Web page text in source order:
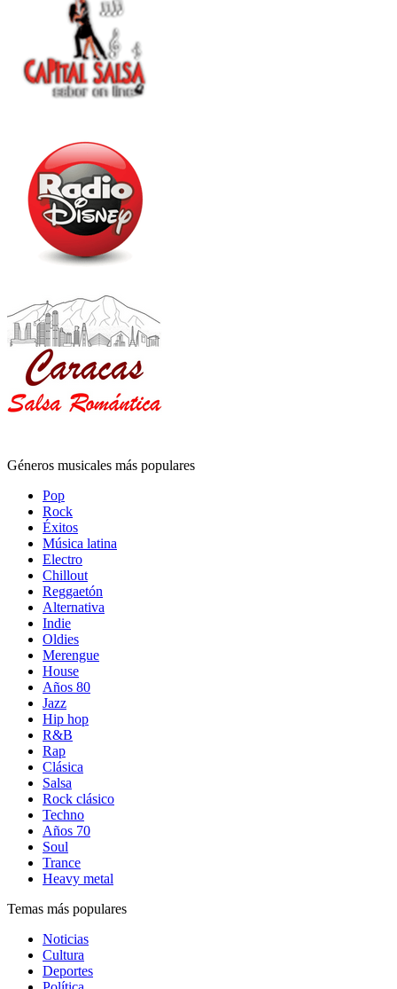
Géneros musicales más populares
Pop
Rock
Éxitos
Música latina
Electro
Chillout
Reggaetón
Alternativa
Indie
Oldies
Merengue
House
Años 80
Jazz
Hip hop
R&B
Rap
Clásica
Salsa
Rock clásico
Techno
Años 70
Soul
Trance
Heavy metal
Temas más populares
Noticias
Cultura
Deportes